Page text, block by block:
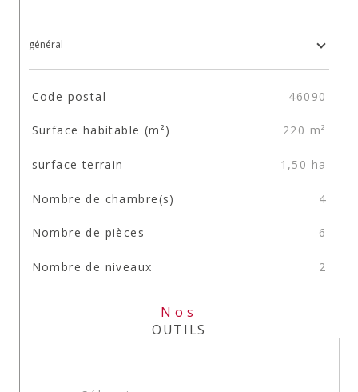
général
TRAD_SIROCCO_Caracteristique
Code postal 46090
Surface habitable (m²) 220 m²
surface terrain 1,50 ha
Nombre de chambre(s) 4
Nombre de pièces 6
Nombre de niveaux 2
Nos
OUTILS